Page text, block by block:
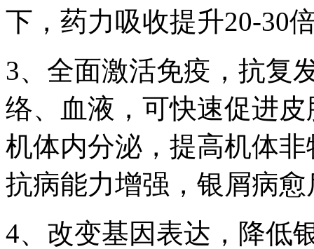
下，药力吸收提升20-30
3、全面激活免疫，抗复
络、血液，可快速促进
机体内分泌，提高机体
抗病能力增强，银屑病
4、改变基因表达，降低